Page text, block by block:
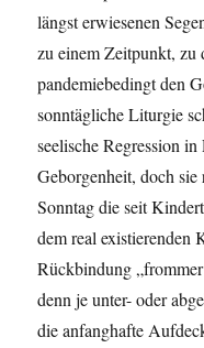
längst erwiesenen
zu einem Zeitpunkt,
pandemiebedingt den
sonntägliche Liturgie
seelische Regression
Geborgenheit, doch
Sonntag die seit
dem real existierenden
Rückbindung
denn je unter- oder
die anfanghafte